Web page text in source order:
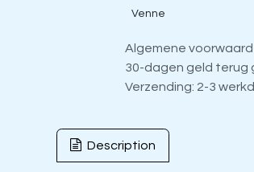
Venne
Algemene
30-dagen geld terug
Verzending: 2-3
Description